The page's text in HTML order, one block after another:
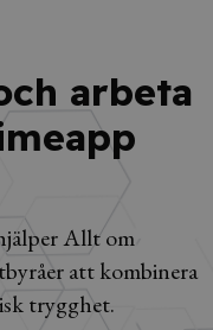
arbeta
Allt om
att kombinera
trygghet.